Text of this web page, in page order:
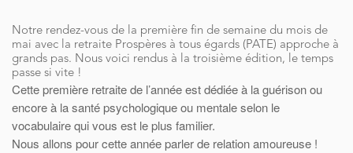
Notre rendez-vous de la première fin de semaine du mois de
mai avec la retraite Prospères à tous égards (PATE) approche à
grands pas. Nous voici rendus à la troisième édition, le temps
passe si vite !
Cette première retraite de l’année est dédiée à la guérison ou
encore à la santé psychologique ou mentale selon le
vocabulaire qui vous est le plus familier.
Nous allons pour cette année parler de relation amoureuse !